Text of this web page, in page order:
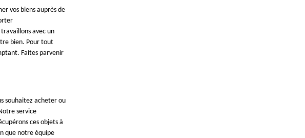
vos biens auprès de
avec un
bien. Pour tout
Faites parvenir
souhaitez acheter ou
service
ces objets à
que notre équipe